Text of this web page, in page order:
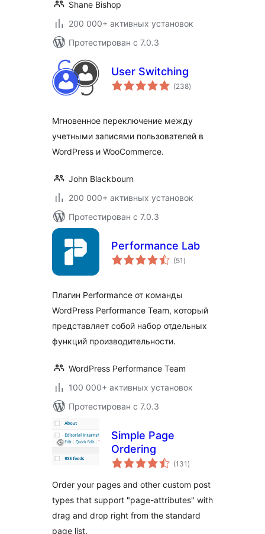
Shane Bishop
200 000+ активных установок
Протестирован с 7.0.3
User Switching
(238общий
рейтинг
)
Мгновенное переключение между
учетными записями пользователей в
WordPress и WooCommerce.
John Blackbourn
200 000+ активных установок
Протестирован с 7.0.3
Performance Lab
(51 общий
рейтинг
)
Плагин Performance от команды
WordPress Performance Team, который
представляет собой набор отдельных
функций производительности.
WordPress Performance Team
100 000+ активных установок
Протестирован с 7.0.3
Simple Page
Ordering
(131 общий
рейтинг
)
Order your pages and other custom post
types that support "page-attributes" with
drag and drop right from the standard
page list.